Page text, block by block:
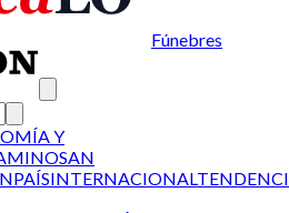
Fúnebres
Y
SAN
PAÍSINTERNACIONAL